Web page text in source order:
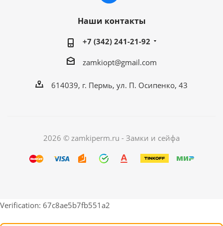
Наши контакты
+7 (342) 241-21-92
zamkiopt@gmail.com
614039, г. Пермь, ул. П. Осипенко, 43
2026 © zamkiperm.ru - Замки и сейфа
Verification: 67c8ae5b7fb551a2